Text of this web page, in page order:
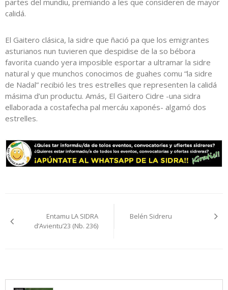
partes del mundiu, premiando a les que consideren de mayor
calidá.
El Gaitero clásica, la sidre que ñació pa que los emigrantes
asturianos nun tuvieren que despidise de la so bébora
favorita cuando yera imposible esportar a ultramar la sidre
natural y que munchos conocimos de guahes comu “la sidre
de Nadal” recibió les tres estrelles que representen la calidá
másima d’un productu. Amás, El Gaitero Cidre -una sidra
ellaborada a costafecha pal mercáu xaponés- algamó dos
estrelles.
pelosEntamu LA SIDRA
d’Avientu’23 (Nb. 236)
Belén Sidreru